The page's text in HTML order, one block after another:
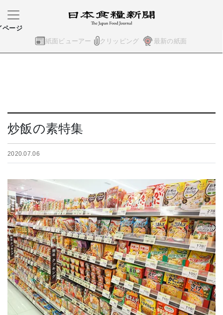
紙面ビューアー クリッピング 最新の紙面
ページ
炒飯の素特集
2020.07.06